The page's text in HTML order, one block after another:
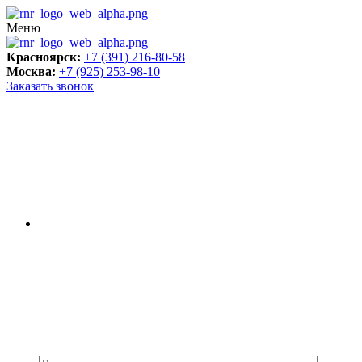
Меню
Красноярск: +7 (391) 216-80-58
Москва: +7 (925) 253-98-10
Заказать звонок